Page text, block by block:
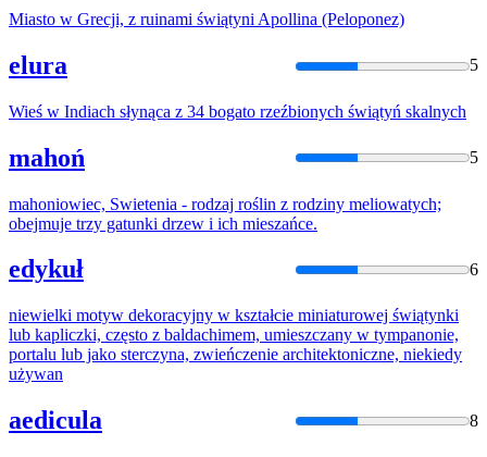
Miasto w Grecji, z ruinami świątyni Apollina (Peloponez)
elura 5
Wieś w Indiach słynąca z 34 bogato rzeźbionych świątyń skalnych
mahoń 5
mahoniowiec, Swietenia - rodzaj roślin z rodziny meliowatych;
obejmuje trzy gatunki drzew i ich mieszańce.
edykuł 6
niewielki motyw dekoracyjny w kształcie miniaturowej świątynki
lub kapliczki, często z baldachimem, umieszczany w tympanonie,
portalu lub jako sterczyna, zwieńczenie architektoniczne, niekiedy
używan
aedicula 8